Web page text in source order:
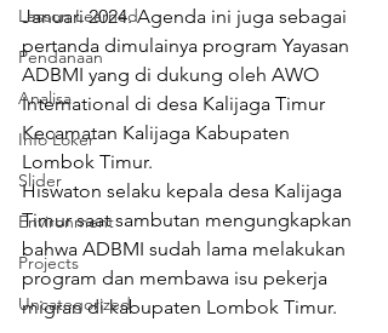
Lesson Learned
Pendanaan
Analisa
Info Loker
Slider
Environment
Projects
Uncategorized
Januari 2024. Agenda ini juga sebagai
pertanda dimulainya program Yayasan
ADBMI yang di dukung oleh AWO
International di desa Kalijaga Timur
Kecamatan Kalijaga Kabupaten
Lombok Timur.
Hiswaton selaku kepala desa Kalijaga
Timur saat sambutan mengungkapkan
bahwa ADBMI sudah lama melakukan
program dan membawa isu pekerja
migran di kabupaten Lombok Timur.